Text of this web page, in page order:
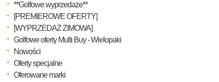
**Golfowe wyprzedaże**
[PREMIEROWE OFERTY]
[WYPRZEDAŻ ZIMOWA]
Golfowe oferty Multi Buy - Wielopaki
Nowości
Oferty specjalne
Oferowane marki